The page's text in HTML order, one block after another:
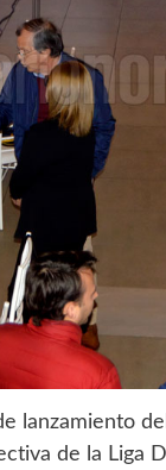
lanzamiento
de la Liga